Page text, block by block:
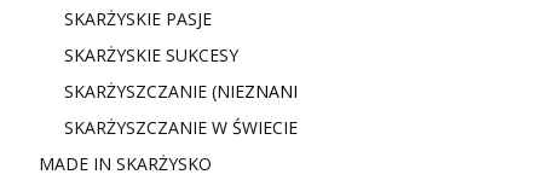
SKARŻYSKIE PASJE
SKARŻYSKIE SUKCESY
SKARŻYSZCZANIE (NIEZNANI
SKARŻYSZCZANIE W ŚWIECIE
MADE IN SKARŻYSKO